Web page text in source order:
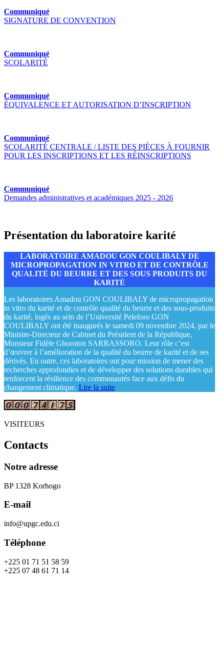
Communiqué
SIGNATURE DE CONVENTION
Communiqué
SCOLARITÉ
Communiqué
ÉQUIVALENCE ET AUTORISATION D’INSCRIPTION
Communiqué
SCOLARITÉ CENTRALE / LISTE DES PIÈCES À FOURNIR
POUR LES INSCRIPTIONS ET LES RÉINSCRIPTIONS
Communiqué
Demandes administratives et académiques 2025 - 2026
Présentation du laboratoire karité
LABORATOIRE AMADOU GON COULIBALY DE
MICROPROPAGATION IN VITRO ET DE CONTRÔLE
QUALITÉ DU BEURRE ET DES SOUS PRODUITS DU
KARITÉ
Les laboratoires Amadou GON COULIBALY de micropropagation
in vitro du karité et de contrôle qualité du beurre et des sous-produits
du karité, logés au sein de l’Université Peleforo GON
COULIBALY ont été inaugurés le samedi 09 novembre 2024, par le
Ministre-Directeur de Cabinet du Président de la République,
Monsieur Fidèle Gboroton SARRASSORO. Leur rôle c’est
d’œuvrer à l’amélioration de la qualité du beurre de karité et de ses
dérivés. En outre, ces laboratoires ont pour mission de mener des
recherches approfondies et de développer des solutions durables qui
renforcent la résilience des communautés face aux défis du
changement climatique. Lire la suite
VISITEURS
Contacts
Notre adresse
BP 1328 Korhogo
E-mail
info@upgc.edu.ci
Téléphone
+225 01 71 51 58 59
+225 07 48 61 71 14